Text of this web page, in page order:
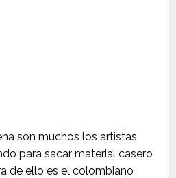
son muchos los artistas
para sacar material casero
de ello es el colombiano